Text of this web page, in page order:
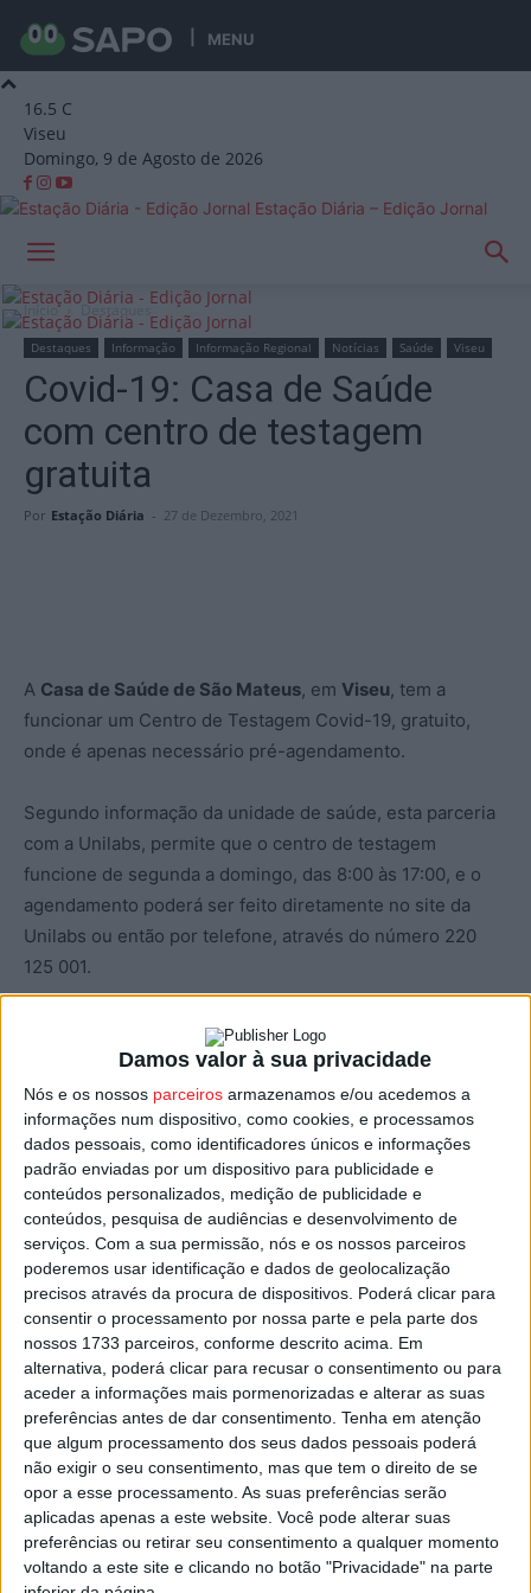
Damos valor à sua privacidade
Nós e os nossos parceiros armazenamos e/ou acedemos a
informações num dispositivo, como cookies, e processamos
dados pessoais, como identificadores únicos e informações
padrão enviadas por um dispositivo para publicidade e
conteúdos personalizados, medição de publicidade e
conteúdos, pesquisa de audiências e desenvolvimento de
serviços. Com a sua permissão, nós e os nossos parceiros
poderemos usar identificação e dados de geolocalização
precisos através da procura de dispositivos. Poderá clicar para
consentir o processamento por nossa parte e pela parte dos
nossos 1733 parceiros, conforme descrito acima. Em
alternativa, poderá clicar para recusar o consentimento ou para
aceder a informações mais pormenorizadas e alterar as suas
preferências antes de dar consentimento. Tenha em atenção
que algum processamento dos seus dados pessoais poderá
não exigir o seu consentimento, mas que tem o direito de se
opor a esse processamento. As suas preferências serão
aplicadas apenas a este website. Você pode alterar suas
preferências ou retirar seu consentimento a qualquer momento
voltando a este site e clicando no botão "Privacidade" na parte
MENU
16.5 C
Viseu
Domingo, 9 de Agosto de 2026
Estação Diária – Edição Jornal
Início Destaques
Destaques Informação Informação Regional Notícias Saúde Viseu
Covid-19: Casa de Saúde
com centro de testagem
gratuita
Por Estação Diária - 27 de Dezembro, 2021
A Casa de Saúde de São Mateus, em Viseu, tem a
funcionar um Centro de Testagem Covid-19, gratuito,
onde é apenas necessário pré-agendamento.
Segundo informação da unidade de saúde, esta parceria
com a Unilabs, permite que o centro de testagem
funcione de segunda a domingo, das 8:00 às 17:00, e o
agendamento poderá ser feito diretamente no site da
Unilabs ou então por telefone, através do número 220
125 001.
O centro, junto à entrada principal da unidade de saúde,
disponibiliza testes antigénio gratuitos, com
apresentação obrigatória de Cartão de Cidadão, e dentro
do limite de seis testes gratuito por mês que cada
cidadão tem direito, e também testes PCR, mas nestes
casos é necessário que seja marcado pelo Sistema
Nacional de Saúde.
Esta e outras notícias para ouvir na Estação Diária – 96.8
FM ou emwww.968.fm.
Pub
TAGS Covid-19 Testes Viseu